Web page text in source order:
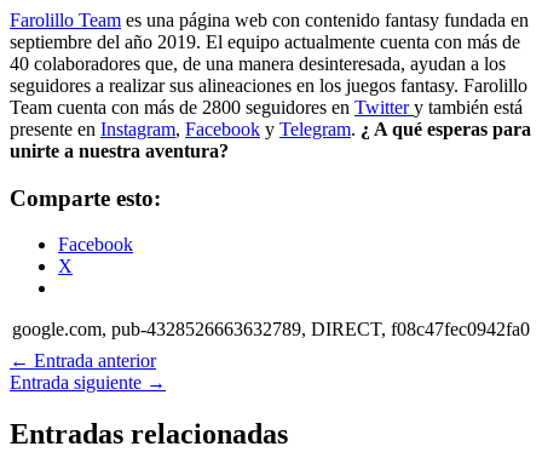
Farolillo Team es una página web con contenido fantasy fundada en
septiembre del año 2019. El equipo actualmente cuenta con más de
40 colaboradores que, de una manera desinteresada, ayudan a los
seguidores a realizar sus alineaciones en los juegos fantasy. Farolillo
Team cuenta con más de 2800 seguidores en Twittery también está
presente en Instagram, Facebook y Telegram. ¿ A qué esperas para
unirte a nuestra aventura?
Comparte esto:
Facebook
X
google.com, pub-4328526663632789, DIRECT, f08c47fec0942fa0
← Entrada anterior
Entrada siguiente →
Entradas relacionadas